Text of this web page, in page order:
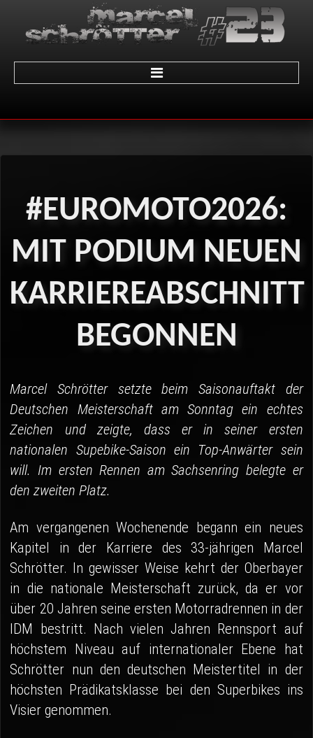
Home
Galerie
02 - Sachsenring
03 - Brünn
Sponsoren
#EUROMOTO2026:
MIT PODIUM NEUEN
KARRIEREABSCHNITT
BEGONNEN
Marcel Schrötter setzte beim Saisonauftakt der
Deutschen Meisterschaft am Sonntag ein echtes
Zeichen und zeigte, dass er in seiner ersten
nationalen Supebike-Saison ein Top-Anwärter sein
will. Im ersten Rennen am Sachsenring belegte er
den zweiten Platz.
Am vergangenen Wochenende begann ein neues
Kapitel in der Karriere des 33-jährigen Marcel
Schrötter. In gewisser Weise kehrt der Oberbayer
in die nationale Meisterschaft zurück, da er vor
über 20 Jahren seine ersten Motorradrennen in der
IDM bestritt. Nach vielen Jahren Rennsport auf
höchstem Niveau auf internationaler Ebene hat
Schrötter nun den deutschen Meistertitel in der
höchsten Prädikatsklasse bei den Superbikes ins
Visier genommen.